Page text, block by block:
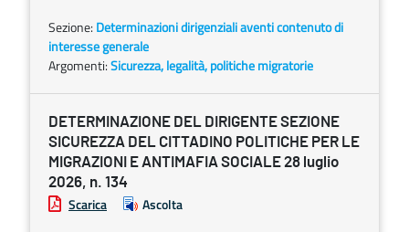
Sezione: Determinazioni dirigenziali aventi contenuto di
interesse generale
Argomenti:Sicurezza, legalità, politiche migratorie
DETERMINAZIONE DEL DIRIGENTE SEZIONE
SICUREZZA DEL CITTADINO POLITICHE PER LE
MIGRAZIONI E ANTIMAFIA SOCIALE 28 luglio
2026, n. 134
Scarica Ascolta